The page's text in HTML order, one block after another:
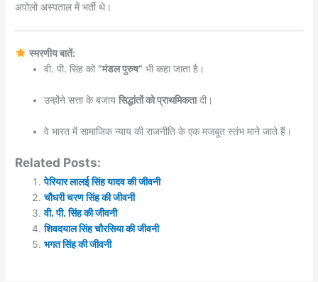
अपोलो अस्पताल में भर्ती थे।
स्मरणीय बातें:
वी. पी. सिंह को“मंडल पुरुष” भी कहा जाता है।
उन्होंने सत्ता के बजायसिद्धांतों को प्राथमिकतादी।
वे भारत में सामाजिक न्याय की राजनीति के एक मजबूत स्तंभ माने जाते हैं।
Related Posts:
पेरियार लालई सिंह यादव की जीवनी
चौधरी चरण सिंह की जीवनी
वी. पी. सिंह की जीवनी
शिवदयाल सिंह चौरसिया की जीवनी
भगत सिंह की जीवनी